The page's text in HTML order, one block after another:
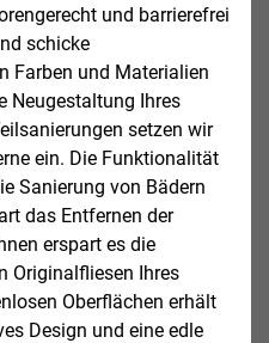
und barrierefrei
schicke
Farben und Materialien
Neugestaltung Ihres
setzen wir
ein. Die Funktionalität
Sanierung von Bädern
das Entfernen der
erspart es die
Originalfliesen Ihres
Oberflächen erhält
Design und eine edle